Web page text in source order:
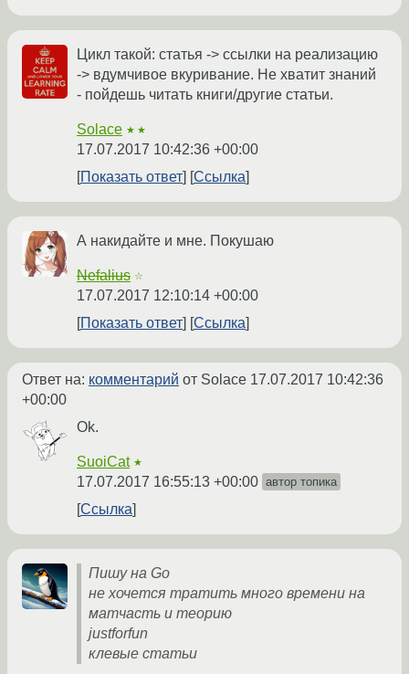
Цикл такой: статья -> ссылки на реализацию
-> вдумчивое вкуривание. Не хватит знаний
- пойдешь читать книги/другие статьи.
Solace ★★
17.07.2017 10:42:36 +00:00
Показать ответ
Ссылка
А накидайте и мне. Покушаю
Nefalius ☆
17.07.2017 12:10:14 +00:00
Показать ответ
Ссылка
Ответ на: комментарий от Solace 17.07.2017 10:42:36
+00:00
Ok.
SuoiCat ★
17.07.2017 16:55:13 +00:00 автор топика
Ссылка
Пишу на Go
не хочется тратить много времени на
матчасть и теорию
justforfun
клевые статьи